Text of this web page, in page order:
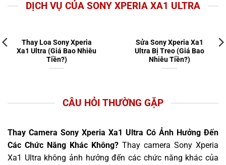
DỊCH VỤ CỦA SONY XPERIA XA1 ULTRA
Thay Loa Sony Xperia
Xa1 Ultra (Giá Bao Nhiêu
Tiền?)
Sửa Sony Xperia Xa1
Ultra Bị Treo (Giá Bao
Nhiêu Tiền?)
CÂU HỎI THƯỜNG GẶP
Thay Camera Sony Xperia Xa1 Ultra Có Ảnh Hưởng Đến
Các Chức Năng Khác Không? Thay camera Sony Xperia
Xa1 Ultra không ảnh hưởng đến các chức năng khác của